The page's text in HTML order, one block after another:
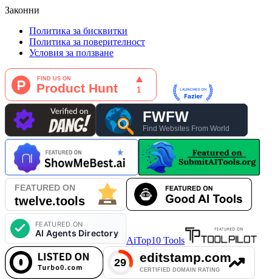
Законни
Политика за бисквитки
Политика за поверителност
Условия за ползване
AiTop10 Tools